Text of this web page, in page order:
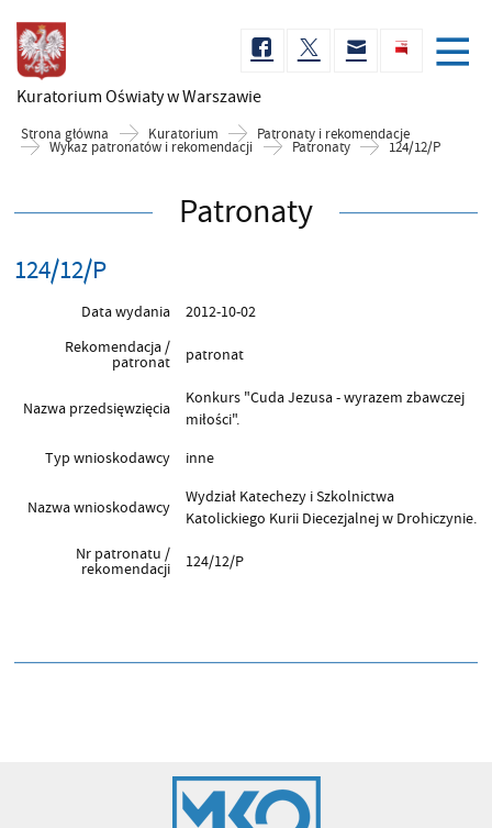
Kuratorium Oświatyw Warszawie
Strona główna Kuratorium Patronaty i rekomendacje
Wykaz patronatów i rekomendacji Patronaty 124/12/P
Patronaty
124/12/P
Data wydania
2012-10-02
Rekomendacja /
patronat patronat
Nazwa przedsięwzięcia
Konkurs "Cuda Jezusa - wyrazem zbawczej
miłości".
Typ wnioskodawcy
inne
Nazwa wnioskodawcy
Wydział Katechezy i Szkolnictwa
Katolickiego Kurii Diecezjalnej w Drohiczynie.
Nr patronatu /
rekomendacji 124/12/P